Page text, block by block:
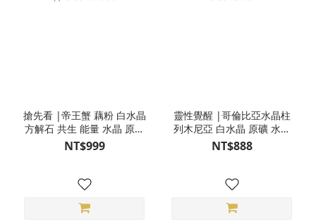
搶先看 |帝王蟹 藕粉 白水晶
方解石 共生 能量 水晶 原礦
擺件 3CU18-906
NT$999
靈性覺醒 |哥倫比亞水晶柱
列木尼亞 白水晶 原礦 水晶
柱 3CS12-03
NT$888